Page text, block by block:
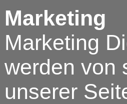
Marketing
Marketing
werden von
unserer